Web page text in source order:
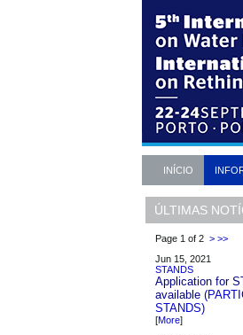
INÍCIO
ÚLTIMAS
Page 1 of 2 > >>
Jun 15, 2021
STANDS
Application for
available
STANDS)
[More]